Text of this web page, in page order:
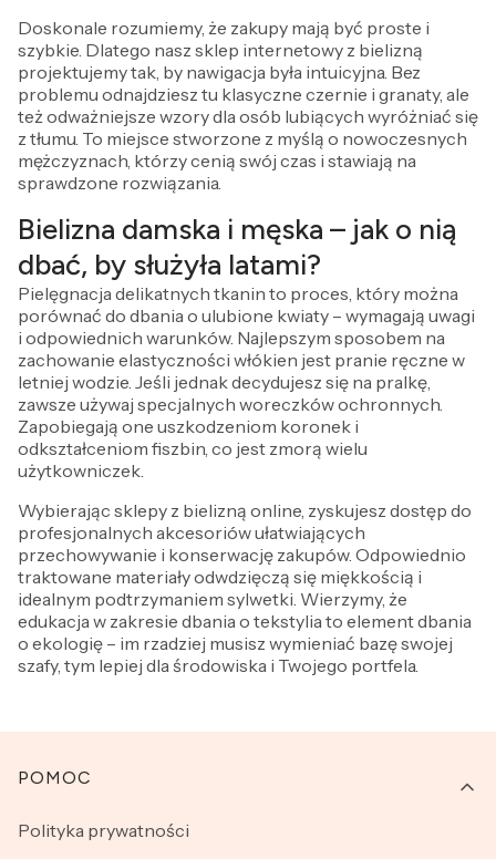
Doskonale rozumiemy, że zakupy mają być proste i
szybkie. Dlatego nasz sklep internetowy z bielizną
projektujemy tak, by nawigacja była intuicyjna. Bez
problemu odnajdziesz tu klasyczne czernie i granaty, ale
też odważniejsze wzory dla osób lubiących wyróżniać się
z tłumu. To miejsce stworzone z myślą o nowoczesnych
mężczyznach, którzy cenią swój czas i stawiają na
sprawdzone rozwiązania.
Bielizna damska i męska – jak o nią
dbać, by służyła latami?
Pielęgnacja delikatnych tkanin to proces, który można
porównać do dbania o ulubione kwiaty – wymagają uwagi
i odpowiednich warunków. Najlepszym sposobem na
zachowanie elastyczności włókien jest pranie ręczne w
letniej wodzie. Jeśli jednak decydujesz się na pralkę,
zawsze używaj specjalnych woreczków ochronnych.
Zapobiegają one uszkodzeniom koronek i
odkształceniom fiszbin, co jest zmorą wielu
użytkowniczek.
Wybierając sklepy z bielizną online, zyskujesz dostęp do
profesjonalnych akcesoriów ułatwiających
przechowywanie i konserwację zakupów. Odpowiednio
traktowane materiały odwdzięczą się miękkością i
idealnym podtrzymaniem sylwetki. Wierzymy, że
edukacja w zakresie dbania o tekstylia to element dbania
o ekologię – im rzadziej musisz wymieniać bazę swojej
szafy, tym lepiej dla środowiska i Twojego portfela.
Linki w stopce
POMOC
Polityka prywatności